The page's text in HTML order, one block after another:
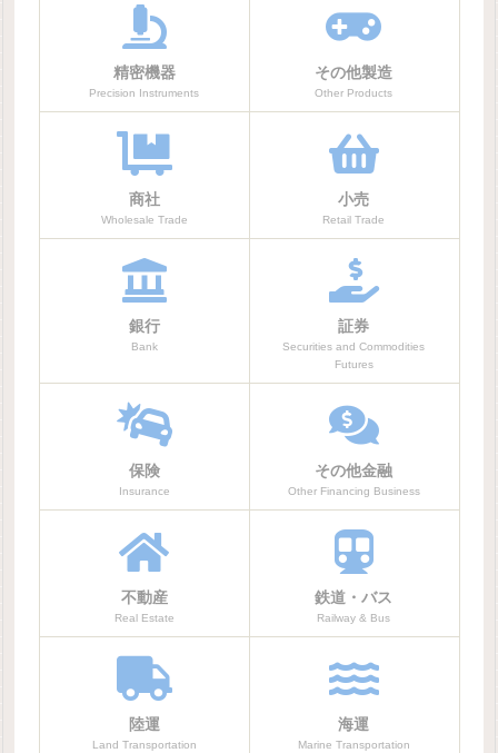
精密機器
Precision Instruments
その他製造
Other Products
商社
Wholesale Trade
小売
Retail Trade
銀行
Bank
証券
Securities and Commodities
Futures
保険
Insurance
その他金融
Other Financing Business
不動産
Real Estate
鉄道・バス
Railway & Bus
陸運
Land Transportation
海運
Marine Transportation